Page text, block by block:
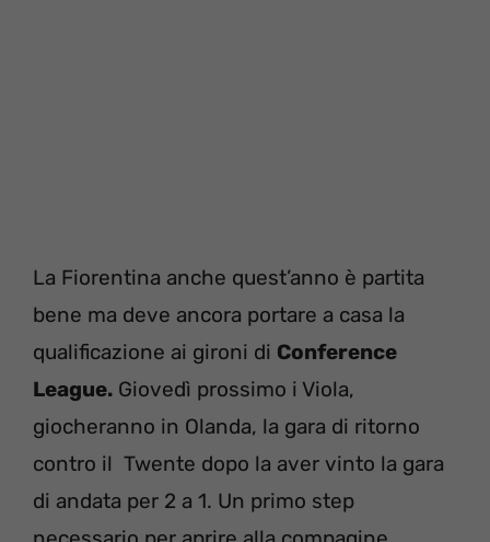
La Fiorentina anche quest’anno è partita
bene ma deve ancora portare a casa la
qualificazione ai gironi di Conference
League. Giovedì prossimo i Viola,
giocheranno in Olanda, la gara di ritorno
contro il Twente dopo la aver vinto la gara
di andata per 2 a 1. Un primo step